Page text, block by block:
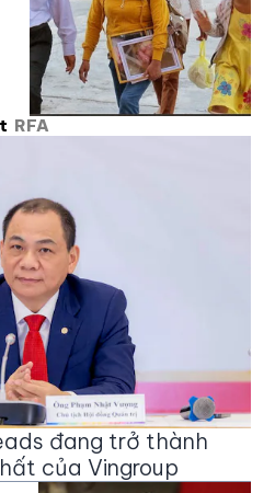
RFA
đang trở thành
của Vingroup